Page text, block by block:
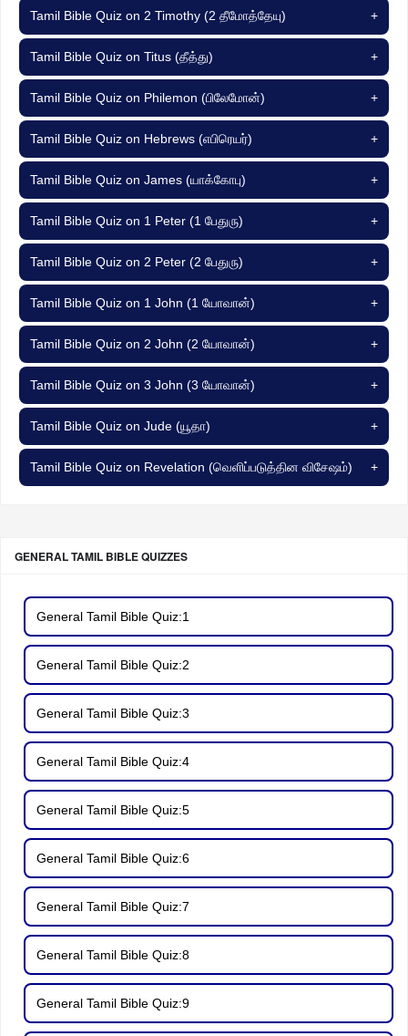
Tamil Bible Quiz on 2 Timothy (2 தீமோத்தேயு) +
Tamil Bible Quiz on Titus (தீத்து) +
Tamil Bible Quiz on Philemon (பிலேமோன்) +
Tamil Bible Quiz on Hebrews (எபிரெயர்) +
Tamil Bible Quiz on James (யாக்கோபு) +
Tamil Bible Quiz on 1 Peter (1 பேதுரு) +
Tamil Bible Quiz on 2 Peter (2 பேதுரு) +
Tamil Bible Quiz on 1 John (1 யோவான்) +
Tamil Bible Quiz on 2 John (2 யோவான்) +
Tamil Bible Quiz on 3 John (3 யோவான்) +
Tamil Bible Quiz on Jude (யூதா) +
Tamil Bible Quiz on Revelation (வெளிப்படுத்தின விசேஷம்) +
GENERAL TAMIL BIBLE QUIZZES
General Tamil Bible Quiz:1
General Tamil Bible Quiz:2
General Tamil Bible Quiz:3
General Tamil Bible Quiz:4
General Tamil Bible Quiz:5
General Tamil Bible Quiz:6
General Tamil Bible Quiz:7
General Tamil Bible Quiz:8
General Tamil Bible Quiz:9